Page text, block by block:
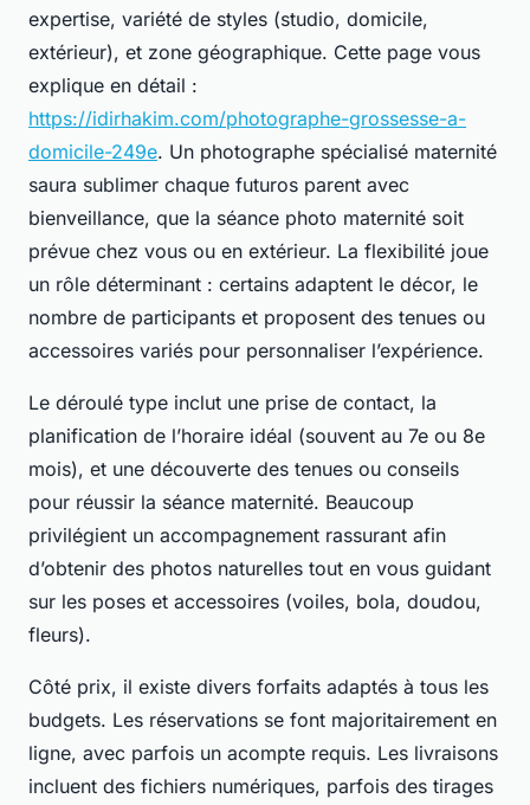
expertise, variété de styles (studio, domicile,
extérieur), et zone géographique. Cette page vous
explique en détail :
https://idirhakim.com/photographe-grossesse-a-
domicile-249e. Un photographe spécialisé maternité
saura sublimer chaque futuros parent avec
bienveillance, que la séance photo maternité soit
prévue chez vous ou en extérieur. La flexibilité joue
un rôle déterminant : certains adaptent le décor, le
nombre de participants et proposent des tenues ou
accessoires variés pour personnaliser l’expérience.
Le déroulé type inclut une prise de contact, la
planification de l’horaire idéal (souvent au 7e ou 8e
mois), et une découverte des tenues ou conseils
pour réussir la séance maternité. Beaucoup
privilégient un accompagnement rassurant afin
d’obtenir des photos naturelles tout en vous guidant
sur les poses et accessoires (voiles, bola, doudou,
fleurs).
Côté prix, il existe divers forfaits adaptés à tous les
budgets. Les réservations se font majoritairement en
ligne, avec parfois un acompte requis. Les livraisons
incluent des fichiers numériques, parfois des tirages